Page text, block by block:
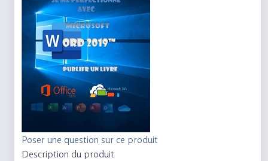
Poser une question sur ce produit
Description du produit